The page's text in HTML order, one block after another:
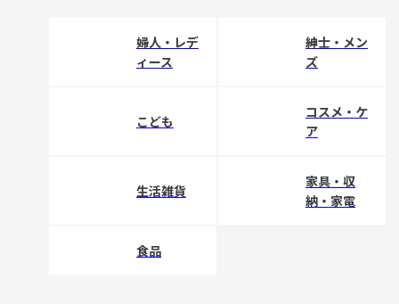
婦人・レデ
ィース
紳士・メン
ズ
こども
コスメ・ケ
ア
生活雑貨
家具・収
納・家電
食品